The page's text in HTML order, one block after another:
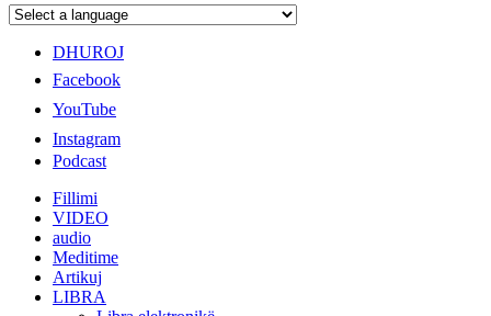
DHUROJ
Facebook
YouTube
Instagram
Podcast
Fillimi
VIDEO
audio
Meditime
Artikuj
LIBRA